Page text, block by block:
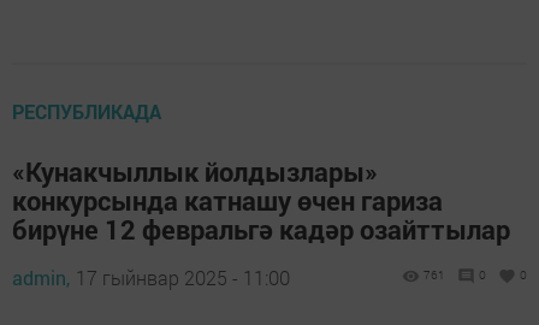
РЕСПУБЛИКАДА
«Кунакчыллык йолдызлары»
конкурсында катнашу өчен гариза
бирүне 12 февральгә кадәр озайттылар
admin, 17 гыйнвар 2025 - 11:00 761 0 0